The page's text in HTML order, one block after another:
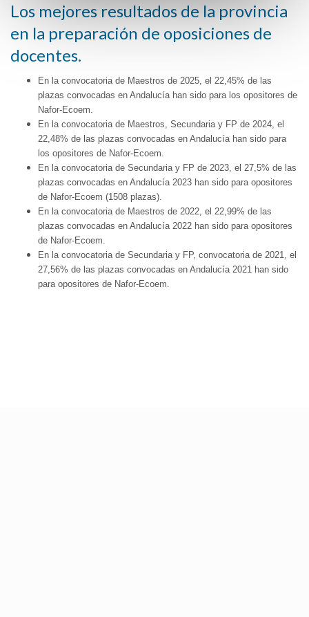
Los mejores resultados de la provincia
en la preparación de oposiciones de
docentes.
En la convocatoria de Maestros de 2025, el 22,45% de las
plazas convocadas en Andalucía han sido para los opositores de
Nafor-Ecoem.
En la convocatoria de Maestros, Secundaria y FP de 2024, el
22,48% de las plazas convocadas en Andalucía han sido para
los opositores de Nafor-Ecoem.
En la convocatoria de Secundaria y FP de 2023, el 27,5% de las
plazas convocadas en Andalucía 2023 han sido para opositores
de Nafor-Ecoem (1508 plazas).
En la convocatoria de Maestros de 2022, el 22,99% de las
plazas convocadas en Andalucía 2022 han sido para opositores
de Nafor-Ecoem.
En la convocatoria de Secundaria y FP, convocatoria de 2021, el
27,56% de las plazas convocadas en Andalucía 2021 han sido
para opositores de Nafor-Ecoem.